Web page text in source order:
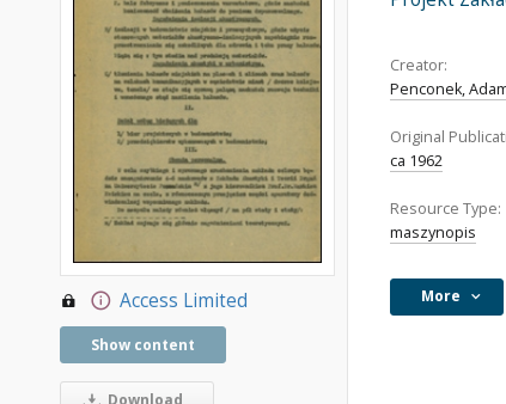
Access Limited
Show content
Download
Creator:
Penconek,
Original
ca 1962
Resource Type:
maszynopis
More